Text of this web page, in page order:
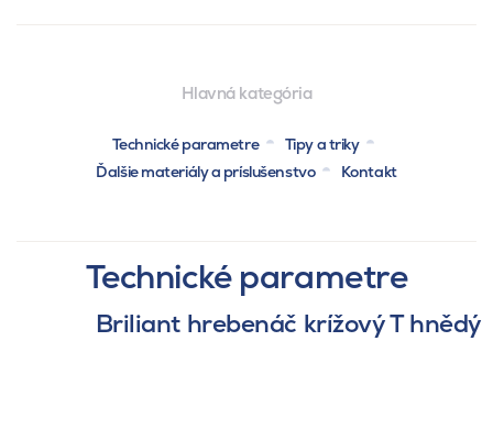
Hlavná kategória
Technické parametre
Tipy a triky
Ďalšie materiály a príslušenstvo
Kontakt
Technické parametre
Briliant hrebenáč krížový T hnědý